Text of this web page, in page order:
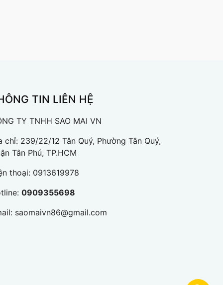
TIN LIÊN HỆ
TY TNHH SAO MAI VN
chỉ: 239/22/12 Tân Quý, Phường Tân Quý,
Tân Phú, TP.HCM
thoại: 0913619978
0909355698
saomaivn86@gmail.com